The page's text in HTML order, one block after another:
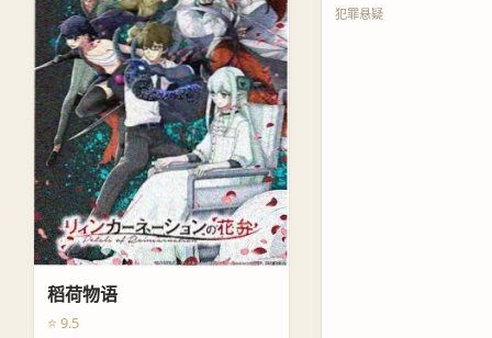
稻荷物语
⭐ 9.5
犯罪悬疑